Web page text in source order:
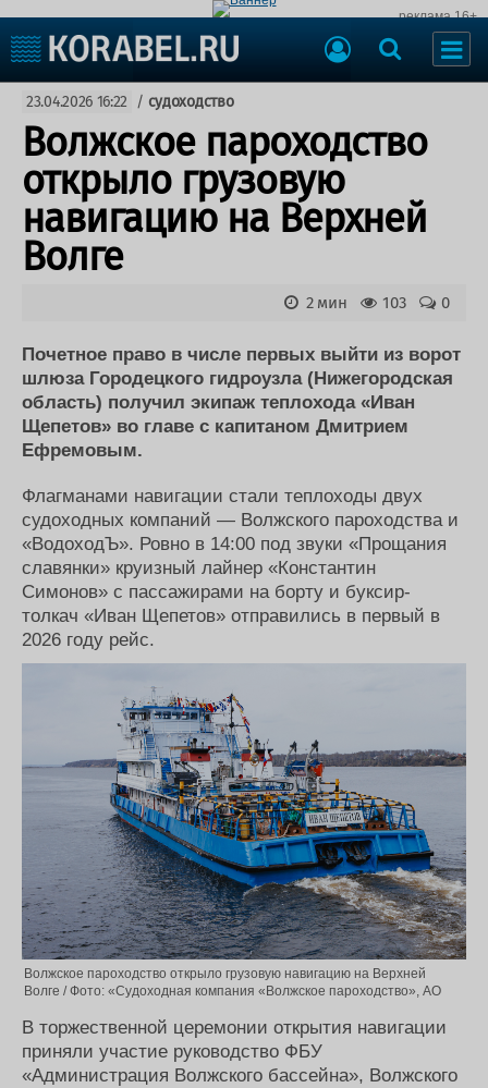
реклама 16+
Судоходство
Судоремонт
События
Порты
Рыболовство
ВМФ
Образование
Яхты и катера
Еще
Пульс
Новости
Компании
Репутация
Работа
Журнал
Реклама
Доска объявлений
Продажа флота
Оборудование
Изделия
Конференции
Выставки и семинары
Личности
Флот
Галерея флота
23.04.2026 16:22 / судоходство
Волжское пароходство
открыло грузовую
навигацию на Верхней
Волге
0
103
2 мин
Почетное право в числе первых выйти из ворот
шлюза Городецкого гидроузла (Нижегородская
область) получил экипаж теплохода «Иван
Щепетов» во главе с капитаном Дмитрием
Ефремовым.
Флагманами навигации стали теплоходы двух
судоходных компаний — Волжского пароходства и
«ВодоходЪ». Ровно в 14:00 под звуки «Прощания
славянки» круизный лайнер «Константин
Симонов» с пассажирами на борту и буксир-
толкач «Иван Щепетов» отправились в первый в
2026 году рейс.
Волжское пароходство открыло грузовую навигацию на Верхней
Волге / Фото: «Судоходная компания «Волжское пароходство», АО
В торжественной церемонии открытия навигации
приняли участие руководство ФБУ
«Администрация Волжского бассейна», Волжского